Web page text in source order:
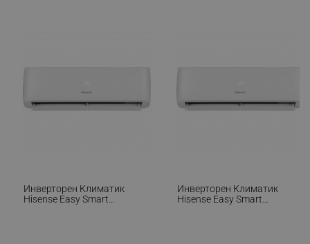
Инверторен Климатик
Hisense Easy Smart
Инверторен Климатик
Hisense Easy Smart